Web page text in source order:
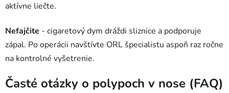
aktívne liečte.
Nefajčite - cigaretový dym dráždi sliznice a podporuje
zápal. Po operácii navštívte ORL špecialistu aspoň raz ročne
na kontrolné vyšetrenie.
Časté otázky o polypoch v nose (FAQ)